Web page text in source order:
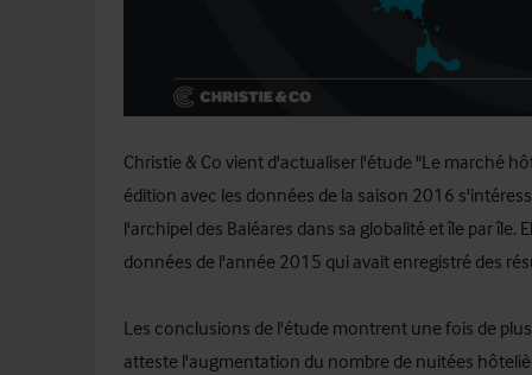
Christie & Co vient d'actualiser l'étude "Le marché
édition avec les données de la saison 2016
l'archipel des Baléares dans sa globalité et île par
données de l'année 2015 qui avait enregistré des
Les conclusions de l'étude montrent une fois de
atteste l'augmentation du nombre de nuitées